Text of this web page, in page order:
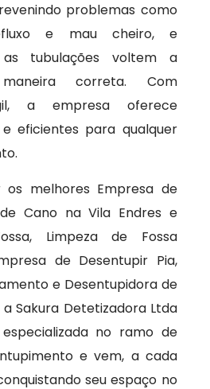
problemas como
e mau cheiro, e
tubulações voltem a
correta. Com
a empresa oferece
e eficientes para qualquer
os melhores Empresa de
Cano na Vila Endres e
Limpeza de Fossa
de Desentupir Pia,
e Desentupidora de
Sakura Detetizadora Ltda
no ramo de
e vem, a cada
seu espaço no